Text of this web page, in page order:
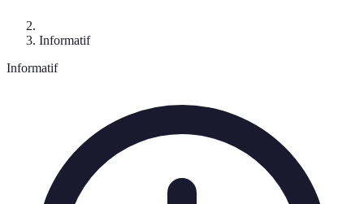
Informatif
Informatif